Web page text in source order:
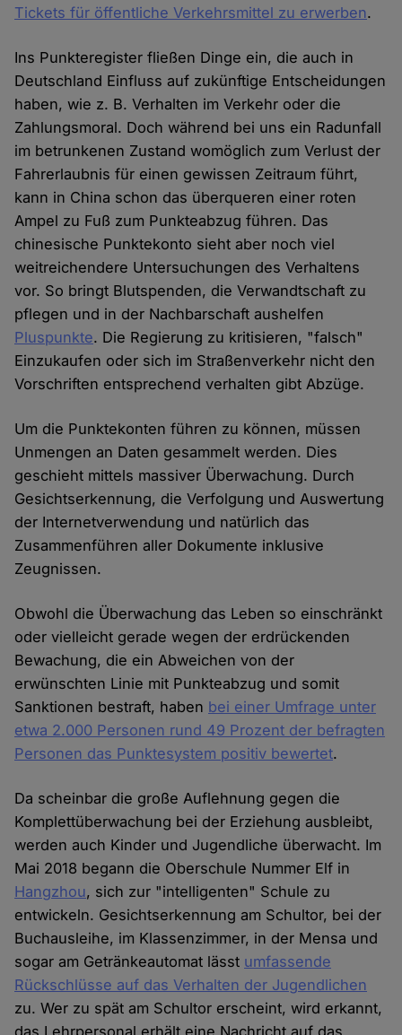
Tickets für öffentliche Verkehrsmittel zu erwerben.
Ins Punkteregister fließen Dinge ein, die auch in
Deutschland Einfluss auf zukünftige Entscheidungen
haben, wie z. B. Verhalten im Verkehr oder die
Zahlungsmoral. Doch während bei uns ein Radunfall
im betrunkenen Zustand womöglich zum Verlust der
Fahrerlaubnis für einen gewissen Zeitraum führt,
kann in China schon das überqueren einer roten
Ampel zu Fuß zum Punkteabzug führen. Das
chinesische Punktekonto sieht aber noch viel
weitreichendere Untersuchungen des Verhaltens
vor. So bringt Blutspenden, die Verwandtschaft zu
pflegen und in der Nachbarschaft aushelfen
Pluspunkte. Die Regierung zu kritisieren, "falsch"
Einzukaufen oder sich im Straßenverkehr nicht den
Vorschriften entsprechend verhalten gibt Abzüge.
Um die Punktekonten führen zu können, müssen
Unmengen an Daten gesammelt werden. Dies
geschieht mittels massiver Überwachung. Durch
Gesichtserkennung, die Verfolgung und Auswertung
der Internetverwendung und natürlich das
Zusammenführen aller Dokumente inklusive
Zeugnissen.
Obwohl die Überwachung das Leben so einschränkt
oder vielleicht gerade wegen der erdrückenden
Bewachung, die ein Abweichen von der
erwünschten Linie mit Punkteabzug und somit
Sanktionen bestraft, haben bei einer Umfrage unter
etwa 2.000 Personen rund 49 Prozent der befragten
Personen das Punktesystem positiv bewertet.
Da scheinbar die große Auflehnung gegen die
Komplettüberwachung bei der Erziehung ausbleibt,
werden auch Kinder und Jugendliche überwacht. Im
Mai 2018 begann die Oberschule Nummer Elf in
Hangzhou, sich zur "intelligenten" Schule zu
entwickeln. Gesichtserkennung am Schultor, bei der
Buchausleihe, im Klassenzimmer, in der Mensa und
sogar am Getränkeautomat lässt umfassende
Rückschlüsse auf das Verhalten der Jugendlichen
zu. Wer zu spät am Schultor erscheint, wird erkannt,